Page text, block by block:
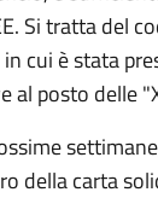
Si tratta del
cui è stata
al posto delle
della carta